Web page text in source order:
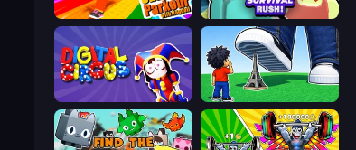
Obby: Parkour with Ragdoll Survival Rush!
Digital Circus: Parkour Game Obby: Click and Grow